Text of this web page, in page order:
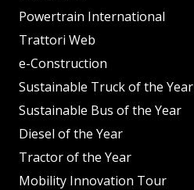
Powertrain International
Trattori Web
e-Construction
Sustainable Truck of the Year
Sustainable Bus of the Year
Diesel of the Year
Tractor of the Year
Mobility Innovation Tour